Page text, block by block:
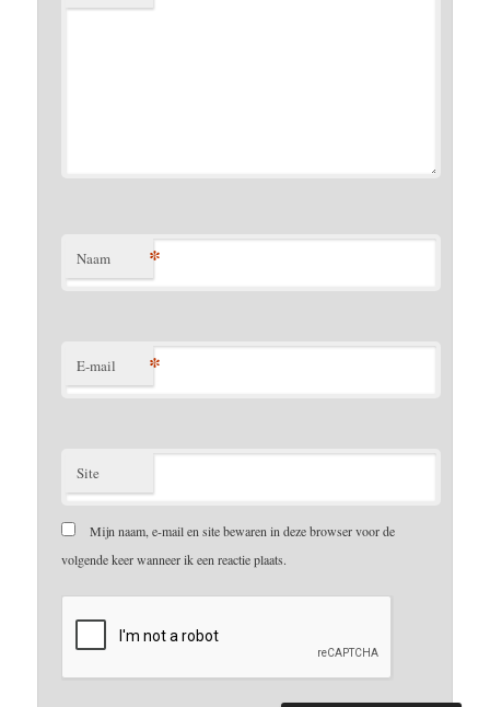
Naam *
E-mail *
Site
Mijn naam, e-mail en site bewaren in deze browser voor de
volgende keer wanneer ik een reactie plaats.